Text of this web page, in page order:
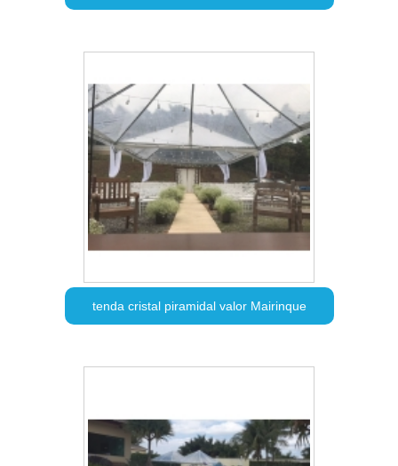
tenda cristal piramidal valor Mairinque